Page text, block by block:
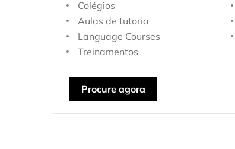
Colégios
Aulas de tutoria
Language Courses
Treinamentos
Procure agora